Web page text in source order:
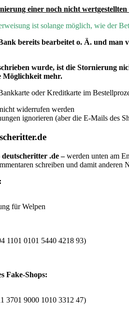
einer noch nicht
ist solange möglich, wie der
bereits bearbeitet o. Ä. und
wurde, ist die Stornierung
Möglichkeit mehr.
oder Kreditkarte im
widerrufen werden
ignorieren (aber die E-Mails des
deutscheritter .de –werden unten am
schreiben und damit anderen
für Welpen
1101 0101 5440 4218 93)
Fake-Shops:
3701 9000 1010 3312 47)